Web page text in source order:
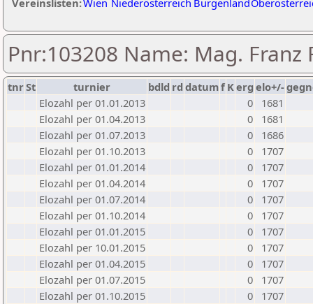
Vereinslisten:Wien Niederösterreich Burgenland
Pnr:103208 Name: Mag. Franz
tnrSt turnier bdld rd datumf Kerg elo+/-
Elozahl per 01.01.2013
0
1681
Elozahl per 01.04.2013
0
1681
Elozahl per 01.07.2013
0
1686
Elozahl per 01.10.2013
0
1707
Elozahl per 01.01.2014
0
1707
Elozahl per 01.04.2014
0
1707
Elozahl per 01.07.2014
0
1707
Elozahl per 01.10.2014
0
1707
Elozahl per 01.01.2015
0
1707
Elozahl per 10.01.2015
0
1707
Elozahl per 01.04.2015
0
1707
Elozahl per 01.07.2015
0
1707
Elozahl per 01.10.2015
0
1707